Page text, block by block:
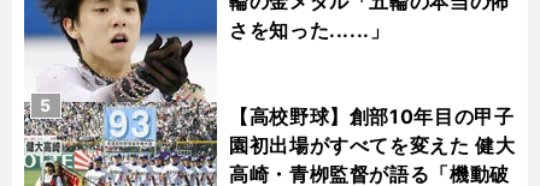
さを知った......」
【高校野球】創部10年目の甲子
園初出場がすべてを変えた 健大
高崎・青栁監督が語る「機動破
5